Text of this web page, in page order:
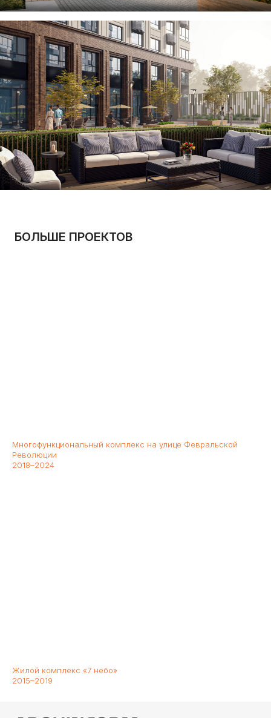
Многофункциональный комплекс на улице Февральской
Революции
2018–2024
Жилой комплекс «7 небо»
2015–2019
Copyright © 2024 | All Rights Reserved
ПРОЕКТЫ
КАРЬЕРА
НОВОСТИ
О БЮРО
КОНТАКТЫ